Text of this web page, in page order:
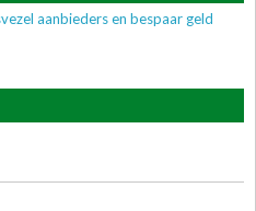
aanbieders en bespaar geld